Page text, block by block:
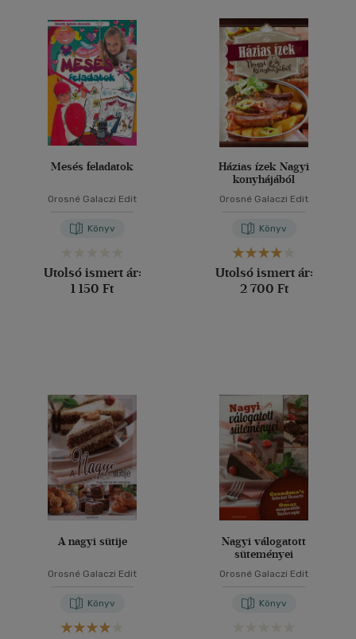
Mesés feladatok
Orosné Galaczi Edit
Könyv
Utolsó ismert ár:
1 150 Ft
Házias ízek Nagyi
konyhájából
Orosné Galaczi Edit
Könyv
Utolsó ismert ár:
2 700 Ft
A nagyi sütije
Orosné Galaczi Edit
Könyv
Nagyi válogatott
süteményei
Orosné Galaczi Edit
Könyv